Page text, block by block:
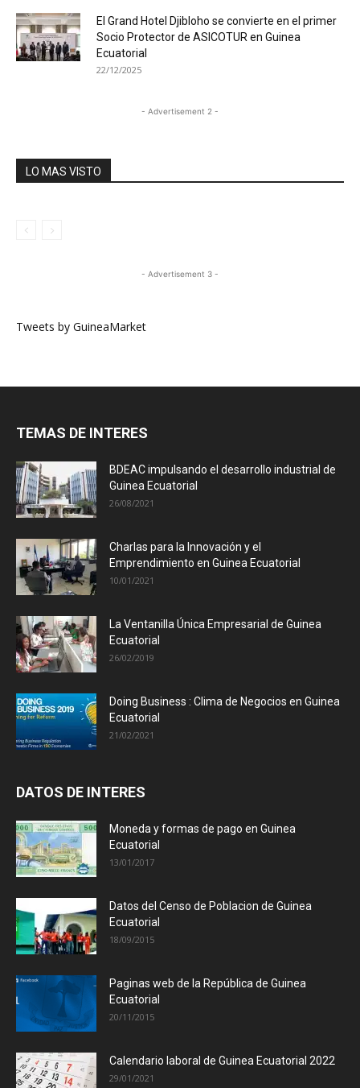
El Grand Hotel Djibloho se convierte en el primer
Socio Protector de ASICOTUR en Guinea
Ecuatorial
22/12/2025
- Advertisement 2 -
LO MAS VISTO
- Advertisement 3 -
Tweets by GuineaMarket
TEMAS DE INTERES
BDEAC impulsando el desarrollo industrial de
Guinea Ecuatorial
26/08/2021
Charlas para la Innovación y el
Emprendimiento en Guinea Ecuatorial
10/01/2021
La Ventanilla Única Empresarial de Guinea
Ecuatorial
26/02/2019
Doing Business : Clima de Negocios en Guinea
Ecuatorial
21/02/2021
DATOS DE INTERES
Moneda y formas de pago en Guinea
Ecuatorial
13/01/2017
Datos del Censo de Poblacion de Guinea
Ecuatorial
18/09/2015
Paginas web de la República de Guinea
Ecuatorial
20/11/2015
Calendario laboral de Guinea Ecuatorial 2022
29/01/2021